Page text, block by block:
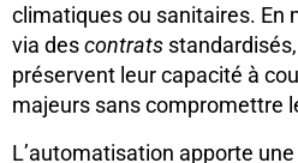
climatiques ou sanitaires. En
via descontrats
préservent leur capacité à
majeurs sans compromettre
L’automatisation apporte